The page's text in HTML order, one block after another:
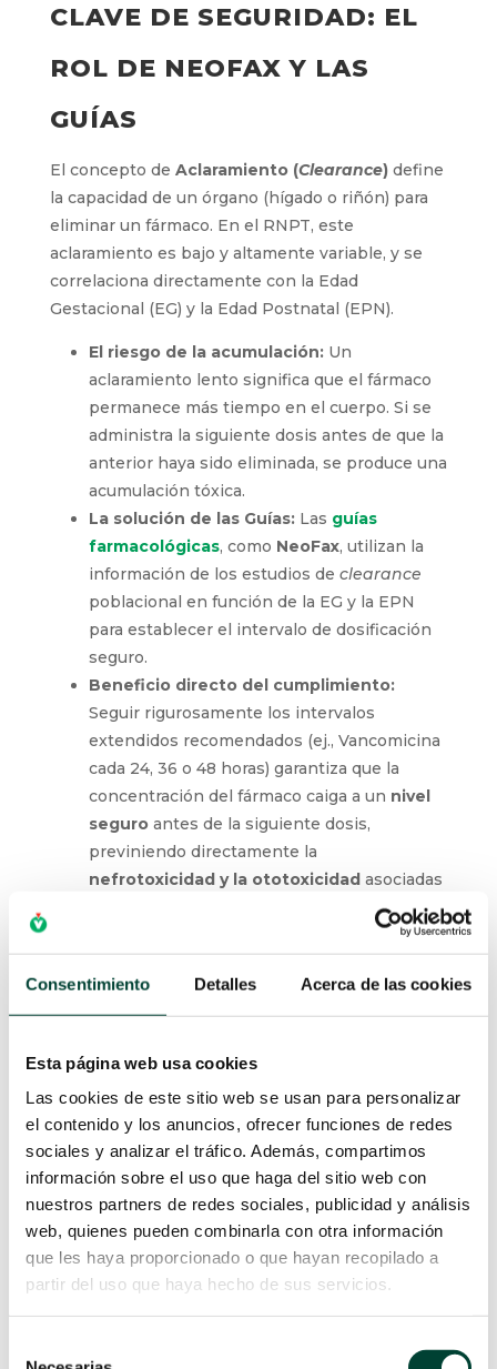
Consentimiento Detalles Acerca de las cookies
Esta página web usa cookies
Las cookies de este sitio web se usan para personalizar
el contenido y los anuncios, ofrecer funciones de redes
sociales y analizar el tráfico. Además, compartimos
información sobre el uso que haga del sitio web con
nuestros partners de redes sociales, publicidad y análisis
web, quienes pueden combinarla con otra información
que les haya proporcionado o que hayan recopilado a
partir del uso que haya hecho de sus servicios.
CLAVE DE SEGURIDAD: EL
ROL DE NEOFAX Y LAS
GUÍAS
El concepto de Aclaramiento (Clearance)define
la capacidad de un órgano (hígado o riñón) para
eliminar un fármaco. En el RNPT, este
aclaramiento es bajo y altamente variable, y se
correlaciona directamente con la Edad
Gestacional (EG) y la Edad Postnatal (EPN).
El riesgo de la acumulación:Un
aclaramiento lento significa que el fármaco
permanece más tiempo en el cuerpo. Si se
administra la siguiente dosis antes de que la
anterior haya sido eliminada, se produce una
acumulación tóxica.
La solución de las Guías: Las guías
farmacológicas, como NeoFax, utilizan la
información de los estudios de clearance
poblacional en función de la EG y la EPN
para establecer el intervalo de dosificación
seguro.
Beneficio directo del cumplimiento:
Seguir rigurosamente los intervalos
extendidos recomendados (ej., Vancomicina
cada 24, 36 o 48 horas) garantiza que la
concentración del fármaco caiga a un nivel
seguroantes de la siguiente dosis,
previniendo directamente la
nefrotoxicidad y la ototoxicidadasociadas
a la exposición prolongada a niveles altos.
Descarga la infografía
LA SOLUCIÓN DEL FUTURO: